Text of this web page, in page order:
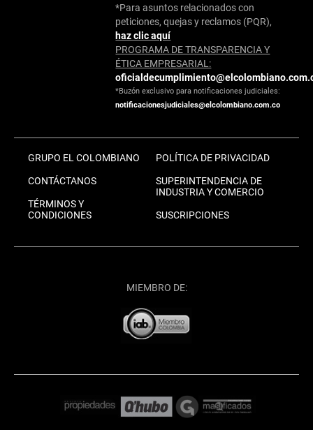
*Para asuntos relacionados con
peticiones, quejas y reclamos (PQR),
haz clic aquí
PROGRAMA DE TRANSPARENCIA Y
ÉTICA EMPRESARIAL:
*Buzón exclusivo para notificaciones judiciales:
notificacionesjudiciales@elcolombiano.com.co
GRUPO EL COLOMBIANO
CONTÁCTANOS
TÉRMINOS Y
CONDICIONES
POLÍTICA DE PRIVACIDAD
SUPERINTENDENCIA DE
INDUSTRIA Y COMERCIO
SUSCRIPCIONES
MIEMBRO DE: